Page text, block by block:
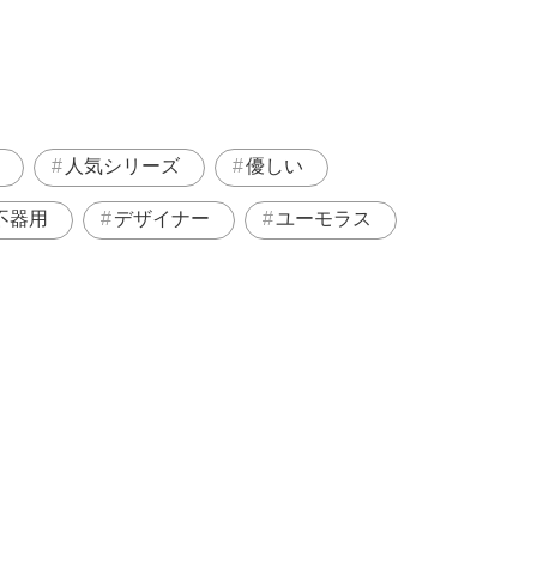
人気シリーズ 優しい
器用 デザイナー ユーモラス